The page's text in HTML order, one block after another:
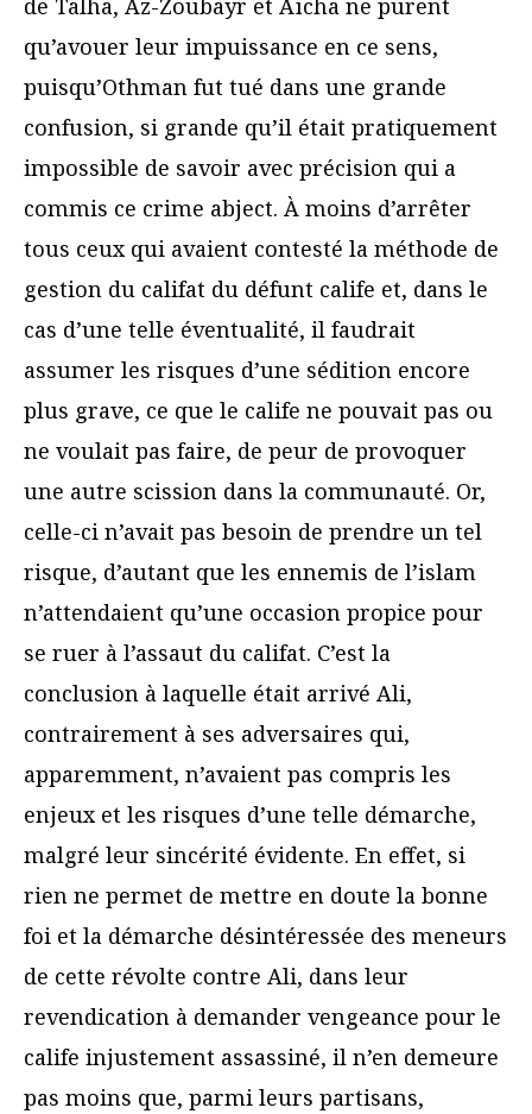
de Talha, Az-Zoubayr et Aïcha ne purent
qu’avouer leur impuissance en ce sens,
puisqu’Othman fut tué dans une grande
confusion, si grande qu’il était pratiquement
impossible de savoir avec précision qui a
commis ce crime abject. À moins d’arrêter
tous ceux qui avaient contesté la méthode de
gestion du califat du défunt calife et, dans le
cas d’une telle éventualité, il faudrait
assumer les risques d’une sédition encore
plus grave, ce que le calife ne pouvait pas ou
ne voulait pas faire, de peur de provoquer
une autre scission dans la communauté. Or,
celle-ci n’avait pas besoin de prendre un tel
risque, d’autant que les ennemis de l’islam
n’attendaient qu’une occasion propice pour
se ruer à l’assaut du califat. C’est la
conclusion à laquelle était arrivé Ali,
contrairement à ses adversaires qui,
apparemment, n’avaient pas compris les
enjeux et les risques d’une telle démarche,
malgré leur sincérité évidente. En effet, si
rien ne permet de mettre en doute la bonne
foi et la démarche désintéressée des meneurs
de cette révolte contre Ali, dans leur
revendication à demander vengeance pour le
calife injustement assassiné, il n’en demeure
pas moins que, parmi leurs partisans,